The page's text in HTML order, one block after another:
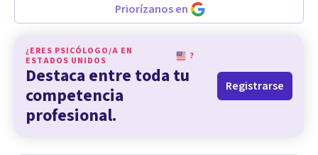
Priorízanos en
¿ERES PSICÓLOGO/A EN
ESTADOS UNIDOS
?
Destaca entre toda tu
competencia
profesional.
Registrarse